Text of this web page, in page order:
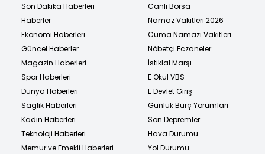
Son Dakika Haberleri
Haberler
Ekonomi Haberleri
Güncel Haberler
Magazin Haberleri
Spor Haberleri
Dünya Haberleri
Sağlık Haberleri
Kadın Haberleri
Teknoloji Haberleri
Memur ve Emekli Haberleri
Canlı Borsa
Namaz Vakitleri 2026
Cuma Namazı Vakitleri
Nöbetçi Eczaneler
İstiklal Marşı
E Okul VBS
E Devlet Giriş
Günlük Burç Yorumları
Son Depremler
Hava Durumu
Yol Durumu